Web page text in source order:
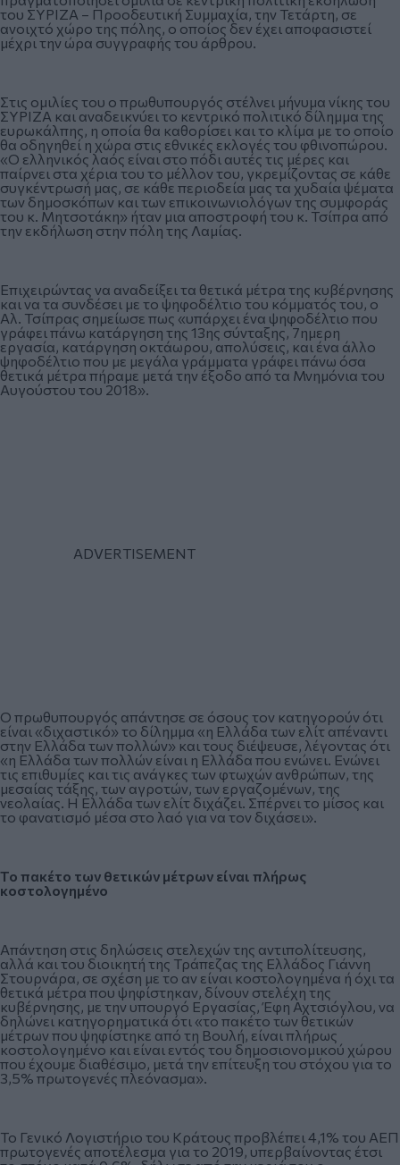
του ΣΥΡΙΖΑ – Προοδευτική Συμμαχία, την Τετάρτη, σε
ανοιχτό χώρο της πόλης, ο οποίος δεν έχει αποφασιστεί
μέχρι την ώρα συγγραφής του άρθρου.
Στις ομιλίες του ο πρωθυπουργός στέλνει μήνυμα νίκης του
ΣΥΡΙΖΑ και αναδεικνύει το κεντρικό πολιτικό δίλημμα της
ευρωκάλπης, η οποία θα καθορίσει και το κλίμα με το οποίο
θα οδηγηθεί η χώρα στις εθνικές εκλογές του φθινοπώρου.
«Ο ελληνικός λαός είναι στο πόδι αυτές τις μέρες και
παίρνει στα χέρια του το μέλλον του, γκρεμίζοντας σε κάθε
συγκέντρωσή μας, σε κάθε περιοδεία μας τα χυδαία ψέματα
των δημοσκόπων και των επικοινωνιολόγων της συμφοράς
του κ. Μητσοτάκη» ήταν μια αποστροφή του κ. Τσίπρα από
την εκδήλωση στην πόλη της Λαμίας.
Επιχειρώντας να αναδείξει τα θετικά μέτρα της κυβέρνησης
και να τα συνδέσει με το ψηφοδέλτιο του κόμματός του, ο
Αλ. Τσίπρας σημείωσε πως «υπάρχει ένα ψηφοδέλτιο που
γράφει πάνω κατάργηση της 13ης σύνταξης, 7ημερη
εργασία, κατάργηση οκτάωρου, απολύσεις, και ένα άλλο
ψηφοδέλτιο που με μεγάλα γράμματα γράφει πάνω όσα
θετικά μέτρα πήραμε μετά την έξοδο από τα Μνημόνια του
Αυγούστου του 2018».
Ο πρωθυπουργός απάντησε σε όσους τον κατηγορούν ότι
είναι «διχαστικό» το δίλημμα «η Ελλάδα των ελίτ απέναντι
στην Ελλάδα των πολλών» και τους διέψευσε, λέγοντας ότι
«η Ελλάδα των πολλών είναι η Ελλάδα που ενώνει. Ενώνει
τις επιθυμίες και τις ανάγκες των φτωχών ανθρώπων, της
μεσαίας τάξης, των αγροτών, των εργαζομένων, της
νεολαίας. Η Ελλάδα των ελίτ διχάζει. Σπέρνει το μίσος και
το φανατισμό μέσα στο λαό για να τον διχάσει».
Το πακέτο των θετικών μέτρων είναι πλήρως
κοστολογημένο
Απάντηση στις δηλώσεις στελεχών της αντιπολίτευσης,
αλλά και του διοικητή της Τράπεζας της Ελλάδος Γιάννη
Στουρνάρα, σε σχέση με το αν είναι κοστολογημένα ή όχι τα
θετικά μέτρα που ψηφίστηκαν, δίνουν στελέχη της
κυβέρνησης, με την υπουργό Εργασίας, Έφη Αχτσιόγλου, να
δηλώνει κατηγορηματικά ότι «το πακέτο των θετικών
μέτρων που ψηφίστηκε από τη Βουλή, είναι πλήρως
κοστολογημένο και είναι εντός του δημοσιονομικού χώρου
που έχουμε διαθέσιμο, μετά την επίτευξη του στόχου για το
3,5% πρωτογενές πλεόνασμα».
Το Γενικό Λογιστήριο του Κράτους προβλέπει 4,1% του ΑΕΠ
πρωτογενές αποτέλεσμα για το 2019, υπερβαίνοντας έτσι